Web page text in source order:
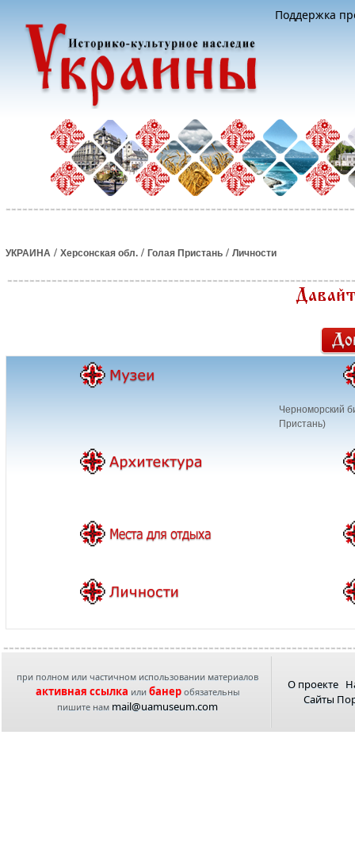
Поддержка
УКРАИНА / Херсонская обл. / Голая Пристань / Личности
Черноморский
Пристань)
при полном или частичном использовании материалов
активная ссылка или банеробязательны
пишите нам mail@uamuseum.com
О проекте
Сайты